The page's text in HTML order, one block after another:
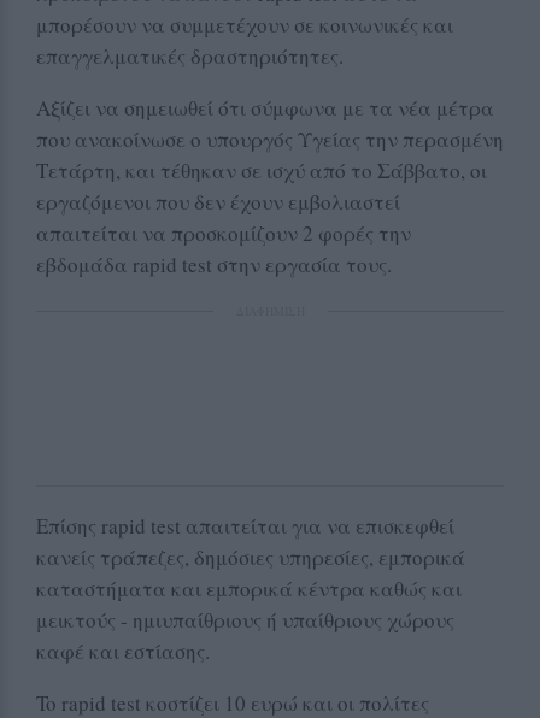
μπορέσουν να συμμετέχουν σε κοινωνικές και
επαγγελματικές δραστηριότητες.
Αξίζει να σημειωθεί ότι σύμφωνα με τα νέα μέτρα
που ανακοίνωσε ο υπουργός Υγείας την περασμένη
Τετάρτη, και τέθηκαν σε ισχύ από το Σάββατο, οι
εργαζόμενοι που δεν έχουν εμβολιαστεί
απαιτείται να προσκομίζουν 2 φορές την
εβδομάδα rapid test στην εργασία τους.
Επίσης rapid test απαιτείται για να επισκεφθεί
κανείς τράπεζες, δημόσιες υπηρεσίες, εμπορικά
καταστήματα και εμπορικά κέντρα καθώς και
μεικτούς - ημιυπαίθριους ή υπαίθριους χώρους
καφέ και εστίασης.
To rapid test κοστίζει 10 ευρώ και οι πολίτες